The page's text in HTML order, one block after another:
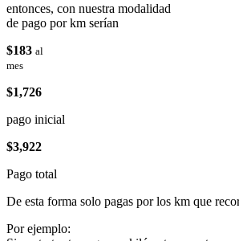
entonces, con nuestra modalidad
de pago por km serían
$183 al
mes
$1,726
pago inicial
$3,922
Pago total
De esta forma solo pagas por los km que
Por ejemplo: